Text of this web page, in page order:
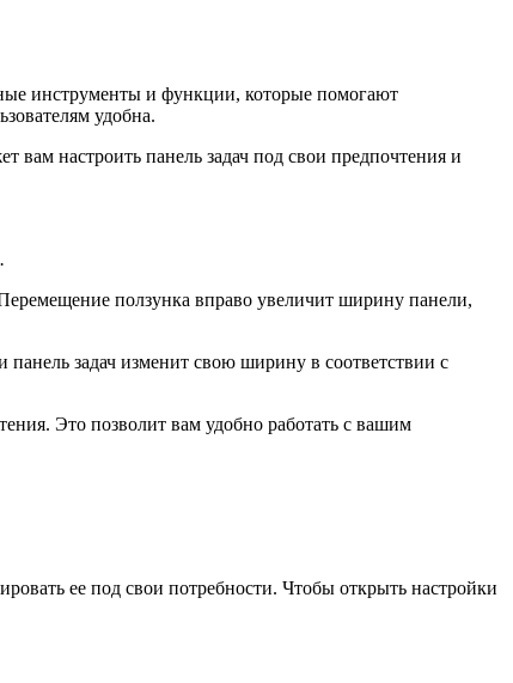
инструменты и функции, которые помогают
удобна.
вам настроить панель задач под свои предпочтения и
ползунка вправо увеличит ширину панели,
задач изменит свою ширину в соответствии с
Это позволит вам удобно работать с вашим
ее под свои потребности. Чтобы открыть настройки